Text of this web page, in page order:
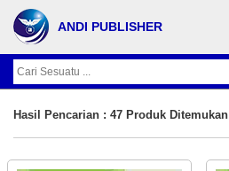
ANDI PUBLISHER
Hasil Pencarian : 47 Produk Ditemukan